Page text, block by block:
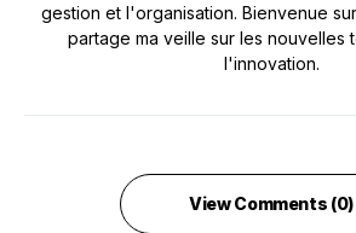
gestion et l'organisation. Bienvenue
partage ma veille sur les nouvelles
l'innovation.
View Comments (0)